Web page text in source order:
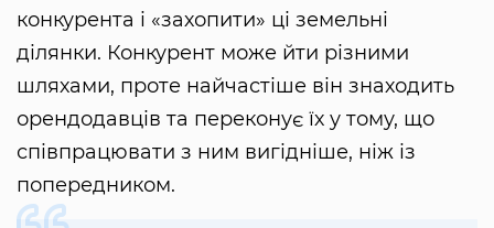
конкурента і «захопити» ці земельні
ділянки. Конкурент може йти різними
шляхами, проте найчастіше він знаходить
орендодавців та переконує їх у тому, що
співпрацювати з ним вигідніше, ніж із
попередником.